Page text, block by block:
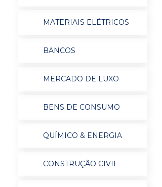
MATERIAIS ELÉTRICOS
BANCOS
MERCADO DE LUXO
BENS DE CONSUMO
QUÍMICO & ENERGIA
CONSTRUÇÃO CIVIL